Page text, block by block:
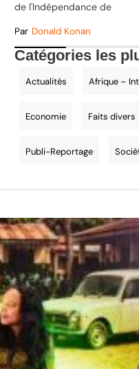
de l'Indépendance de
Par Donald Konan
Catégories les
Actualités Afrique –
Economie Faits divers
Publi-Reportage